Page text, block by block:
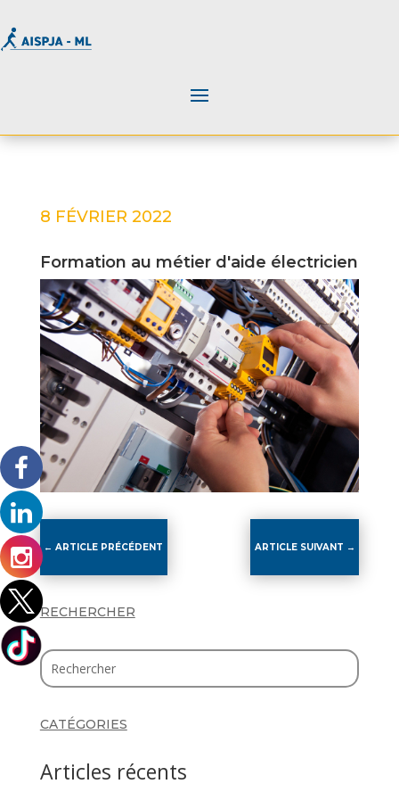
8 FÉVRIER 2022
Formation au métier d'aide électricien
←ARTICLE PRÉCÉDENT ARTICLE SUIVANT →
RECHERCHER
CATÉGORIES
Articles récents